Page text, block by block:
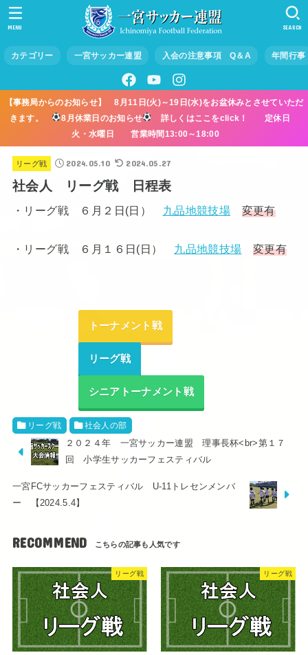
カテゴリー 一宮サッカー連盟 入会の注意事項 Q＆A 年間行事
SEARCH
MENU
【事務局からのお知らせ】 8月11日(火)～19日(水)をお盆休みとさせていただ
きます。
8月休業日のお知らせ
詳しくはここをclick！ 定休日
火・水曜日 営業時間13:00～18:00
リーグ戦 2024.05.10 2024.05.27
社会人 リーグ戦 日程表
・リーグ戦 ６月２日(日） 九品地競技場 変更有
・リーグ戦 ６月１６日(日） 九品地競技場 変更有
トーナメント戦
リーグ戦
シニアトーナメント戦
リーグ戦 社会人の部
２０２４年 一宮サッカー連盟 理事長杯<br>第１７
回 小学生サッカーフェスティバル
一宮FCサッカーフェスティバル U-11トレセンメンバ
ー 【2024.5.4】
RECOMMEND
リーグ戦 リーグ戦